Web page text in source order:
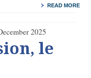
READ MORE
2025
le